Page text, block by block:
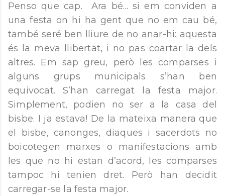
Penso que cap. Ara bé... si em conviden a
una festa on hi ha gent que no em cau bé,
també seré ben lliure de no anar-hi: aquesta
és la meva llibertat, i no pas coartar la dels
altres. Em sap greu, però les comparses i
alguns grups municipals s’han ben
equivocat. S’han carregat la festa major.
Simplement, podien no ser a la casa del
bisbe. I ja estava! De la mateixa manera que
el bisbe, canonges, diaques i sacerdots no
boicotegen marxes o manifestacions amb
les que no hi estan d’acord, les comparses
tampoc hi tenien dret. Però han decidit
carregar-se la festa major.